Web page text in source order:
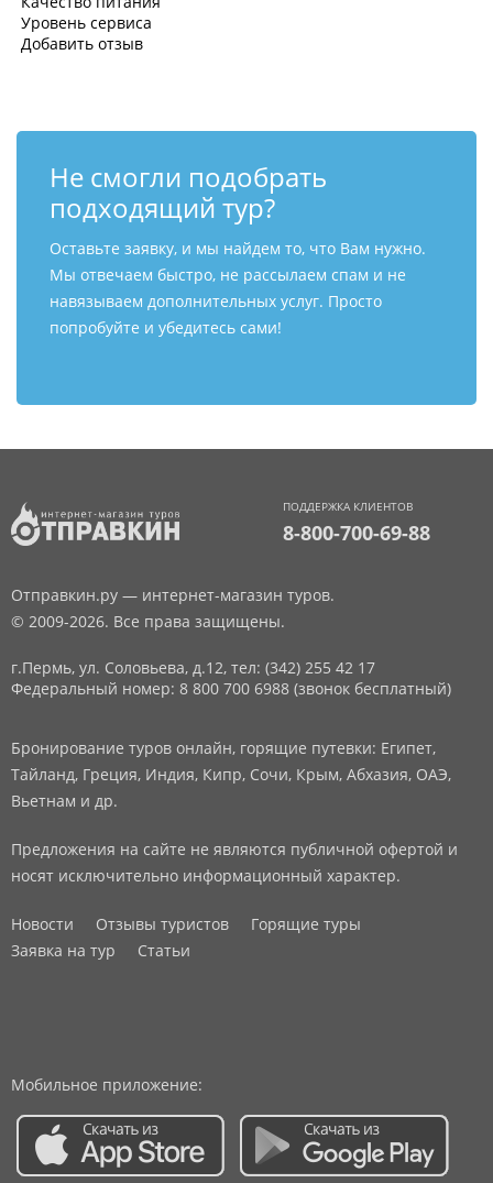
Уровень сервиса
Добавить отзыв
Не смогли подобрать
подходящий тур?
Оставьте заявку, и мы найдем то, что Вам нужно.
Мы отвечаем быстро, не рассылаем спам и не
навязываем дополнительных услуг. Просто
попробуйте и убедитесь сами!
ПОДДЕРЖКА КЛИЕНТОВ
8-800-700-69-88
Отправкин.ру — интернет-магазин туров.
© 2009-2026. Все права защищены.
г.Пермь, ул. Соловьева, д.12, тел: (342) 255 42 17
Федеральный номер: 8 800 700 6988 (звонок бесплатный)
Бронирование туров онлайн, горящие путевки: Египет,
Тайланд, Греция, Индия, Кипр, Сочи, Крым, Абхазия, ОАЭ,
Вьетнам и др.
Предложения на сайте не являются публичной офертой и
носят исключительно информационный характер.
Новости Отзывы туристов
Горящие туры
Заявка на тур
Статьи
Мобильное приложение: